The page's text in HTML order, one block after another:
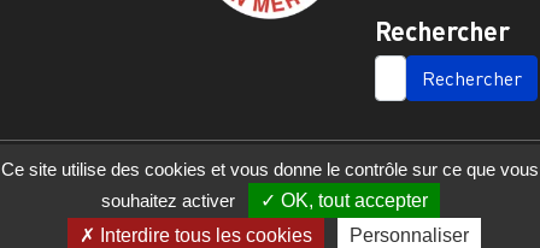
Rechercher
SEARCH
Ce site utilise des cookies et vous donne le contrôle sur ce que vous
souhaitez activer
OK, tout accepter
Interdire tous les cookies
Personnaliser